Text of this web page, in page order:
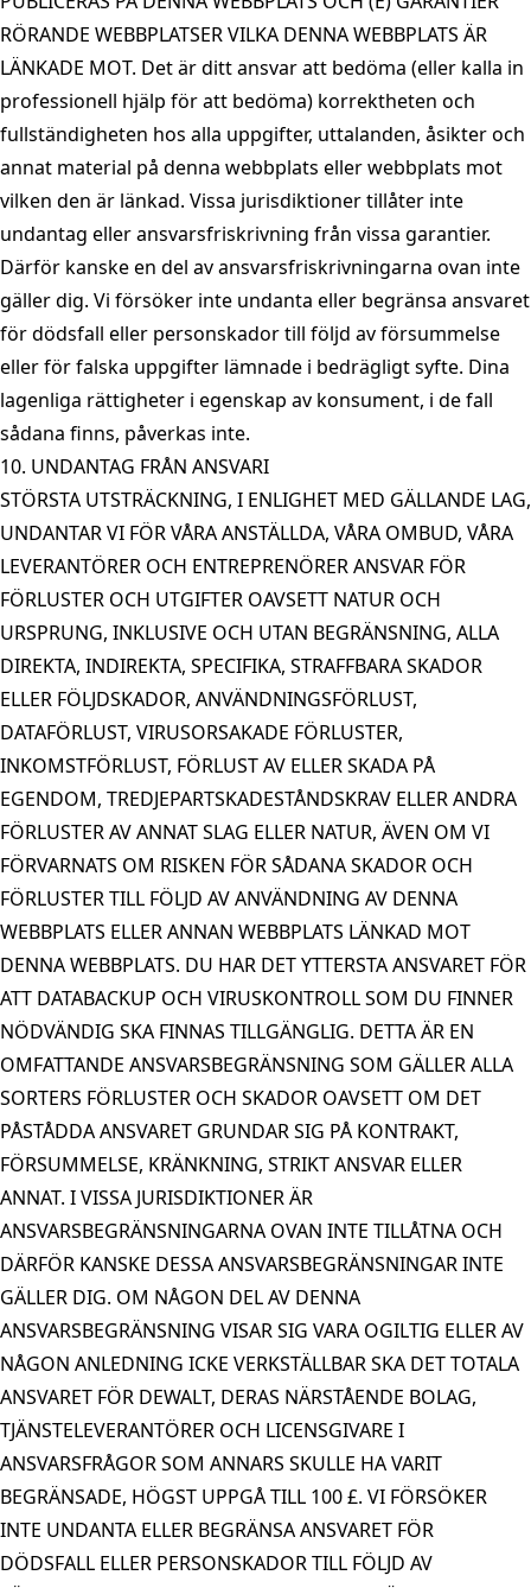
RÖRANDE WEBBPLATSER VILKA DENNA WEBBPLATS ÄR
LÄNKADE MOT. Det är ditt ansvar att bedöma (eller kalla in
professionell hjälp för att bedöma) korrektheten och
fullständigheten hos alla uppgifter, uttalanden, åsikter och
annat material på denna webbplats eller webbplats mot
vilken den är länkad. Vissa jurisdiktioner tillåter inte
undantag eller ansvarsfriskrivning från vissa garantier.
Därför kanske en del av ansvarsfriskrivningarna ovan inte
gäller dig. Vi försöker inte undanta eller begränsa ansvaret
för dödsfall eller personskador till följd av försummelse
eller för falska uppgifter lämnade i bedrägligt syfte. Dina
lagenliga rättigheter i egenskap av konsument, i de fall
sådana finns, påverkas inte.
10. UNDANTAG FRÅN ANSVARI
STÖRSTA UTSTRÄCKNING, I ENLIGHET MED GÄLLANDE LAG,
UNDANTAR VI FÖR VÅRA ANSTÄLLDA, VÅRA OMBUD, VÅRA
LEVERANTÖRER OCH ENTREPRENÖRER ANSVAR FÖR
FÖRLUSTER OCH UTGIFTER OAVSETT NATUR OCH
URSPRUNG, INKLUSIVE OCH UTAN BEGRÄNSNING, ALLA
DIREKTA, INDIREKTA, SPECIFIKA, STRAFFBARA SKADOR
ELLER FÖLJDSKADOR, ANVÄNDNINGSFÖRLUST,
DATAFÖRLUST, VIRUSORSAKADE FÖRLUSTER,
INKOMSTFÖRLUST, FÖRLUST AV ELLER SKADA PÅ
EGENDOM, TREDJEPARTSKADESTÅNDSKRAV ELLER ANDRA
FÖRLUSTER AV ANNAT SLAG ELLER NATUR, ÄVEN OM VI
FÖRVARNATS OM RISKEN FÖR SÅDANA SKADOR OCH
FÖRLUSTER TILL FÖLJD AV ANVÄNDNING AV DENNA
WEBBPLATS ELLER ANNAN WEBBPLATS LÄNKAD MOT
DENNA WEBBPLATS. DU HAR DET YTTERSTA ANSVARET FÖR
ATT DATABACKUP OCH VIRUSKONTROLL SOM DU FINNER
NÖDVÄNDIG SKA FINNAS TILLGÄNGLIG. DETTA ÄR EN
OMFATTANDE ANSVARSBEGRÄNSNING SOM GÄLLER ALLA
SORTERS FÖRLUSTER OCH SKADOR OAVSETT OM DET
PÅSTÅDDA ANSVARET GRUNDAR SIG PÅ KONTRAKT,
FÖRSUMMELSE, KRÄNKNING, STRIKT ANSVAR ELLER
ANNAT. I VISSA JURISDIKTIONER ÄR
ANSVARSBEGRÄNSNINGARNA OVAN INTE TILLÅTNA OCH
DÄRFÖR KANSKE DESSA ANSVARSBEGRÄNSNINGAR INTE
GÄLLER DIG. OM NÅGON DEL AV DENNA
ANSVARSBEGRÄNSNING VISAR SIG VARA OGILTIG ELLER AV
NÅGON ANLEDNING ICKE VERKSTÄLLBAR SKA DET TOTALA
ANSVARET FÖR DEWALT, DERAS NÄRSTÅENDE BOLAG,
TJÄNSTELEVERANTÖRER OCH LICENSGIVARE I
ANSVARSFRÅGOR SOM ANNARS SKULLE HA VARIT
BEGRÄNSADE, HÖGST UPPGÅ TILL 100 £. VI FÖRSÖKER
INTE UNDANTA ELLER BEGRÄNSA ANSVARET FÖR
DÖDSFALL ELLER PERSONSKADOR TILL FÖLJD AV